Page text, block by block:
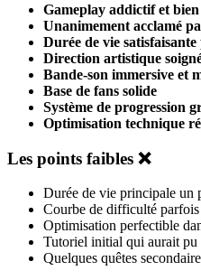
Gameplay addictif et
Unanimement acclamé
Durée de vie
Direction artistique
Bande-son immersive et
Base de fans solide
Système de progression
Optimisation technique
Les points faibles ❌
Durée de vie principale un
Courbe de difficulté parfois
Optimisation perfectible
Tutoriel initial qui aurait pu
Quelques quêtes